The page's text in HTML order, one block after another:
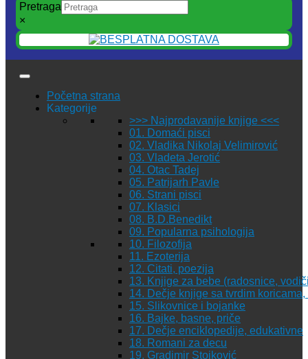
Pretraga
×
Početna strana
Kategorije
>>> Najprodavanije knjige <<<
01. Domaći pisci
02. Vladika Nikolaj Velimirović
03. Vladeta Jerotić
04. Otac Tadej
05. Patrijarh Pavle
06. Strani pisci
07. Klasici
08. B.D.Benedikt
09. Popularna psihologija
10. Filozofija
11. Ezoterija
12. Citati, poezija
13. Knjige za bebe (radosnice,
14. Dečje knjige sa tvrdim
15. Slikovnice i bojanke
16. Bajke, basne, priče
17. Dečje enciklopedije, edukativne
18. Romani za decu
19. Gradimir Stojković